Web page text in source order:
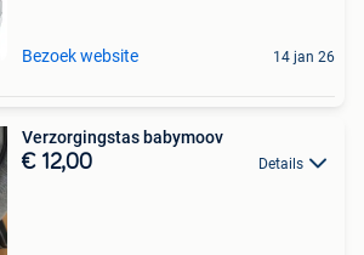
Bezoek website 14 jan 26
Verzorgingstas babymoov
€ 12,00 Details